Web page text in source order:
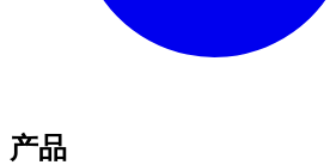
产品